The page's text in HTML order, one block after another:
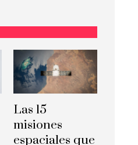
Las 15
misiones
espaciales que